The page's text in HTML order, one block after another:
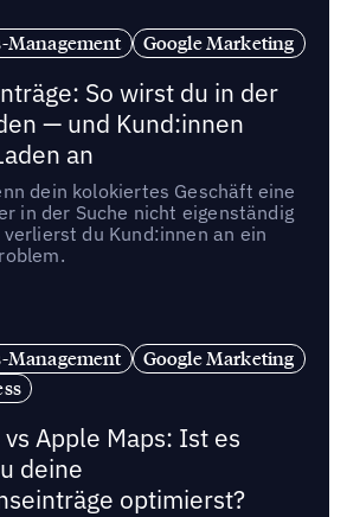
Management
Google Marketing
So wirst du in der
— und Kund:innen
an
dein kolokiertes Geschäft eine
in der Suche nicht eigenständig
du Kund:innen an ein
Management
Google Marketing
Apple Maps: Ist es
deine
optimierst?